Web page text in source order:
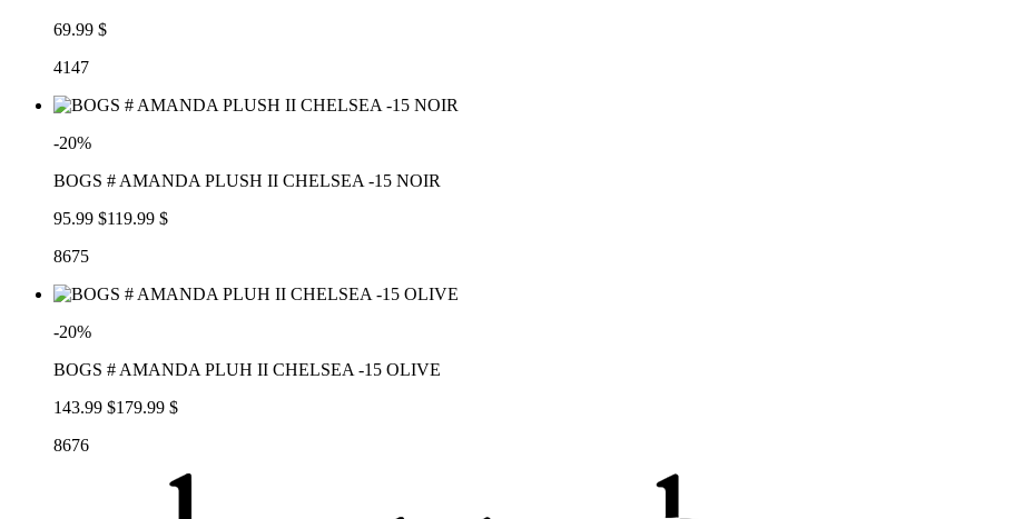
69.99 $
4147
-20%
BOGS # AMANDA PLUSH II CHELSEA -15 NOIR
95.99 $119.99 $
8675
-20%
BOGS # AMANDA PLUH II CHELSEA -15 OLIVE
143.99 $179.99 $
8676